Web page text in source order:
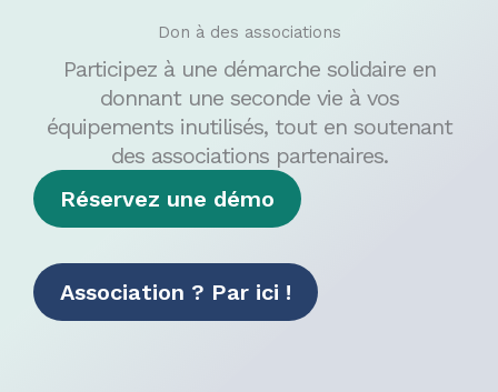
Don à des associations​
Participez à une démarche solidaire en
donnant une seconde vie à vos
équipements inutilisés, tout en soutenant
des associations partenaires.
Réservez une démo
Association ? Par ici !